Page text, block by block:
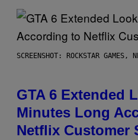
SCREENSHOT: ROCKSTAR GAMES,
GTA 6 Extended
Minutes Long
Netflix Customer